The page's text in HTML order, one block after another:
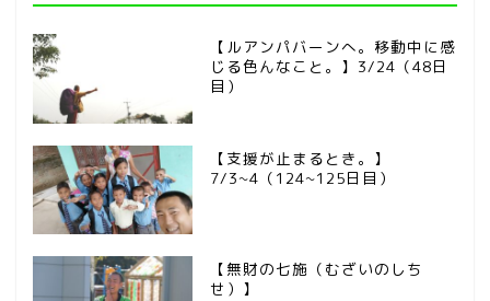
【ルアンパバーンへ。移動中に感
じる色んなこと。】3/24（48日
目）
【支援が止まるとき。】
7/3~4（124~125日目）
【無財の七施（むざいのしち
せ）】